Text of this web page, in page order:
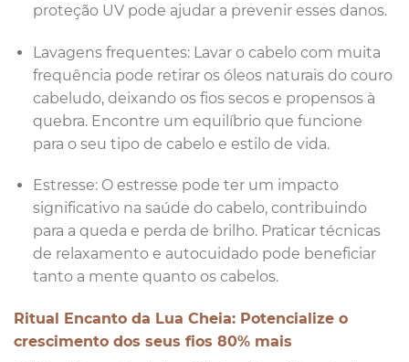
proteção UV pode ajudar a prevenir esses danos.
Lavagens frequentes: Lavar o cabelo com muita
frequência pode retirar os óleos naturais do couro
cabeludo, deixando os fios secos e propensos à
quebra. Encontre um equilíbrio que funcione
para o seu tipo de cabelo e estilo de vida.
Estresse: O estresse pode ter um impacto
significativo na saúde do cabelo, contribuindo
para a queda e perda de brilho. Praticar técnicas
de relaxamento e autocuidado pode beneficiar
tanto a mente quanto os cabelos.
Ritual Encanto da Lua Cheia: Potencialize o
crescimento dos seus fios 80% mais